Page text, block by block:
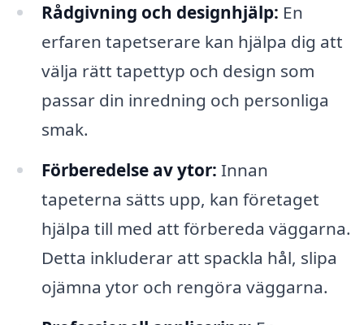
Rådgivning och designhjälp: En
erfaren tapetserare kan hjälpa dig att
välja rätt tapettyp och design som
passar din inredning och personliga
smak.
Förberedelse av ytor: Innan
tapeterna sätts upp, kan företaget
hjälpa till med att förbereda väggarna.
Detta inkluderar att spackla hål, slipa
ojämna ytor och rengöra väggarna.